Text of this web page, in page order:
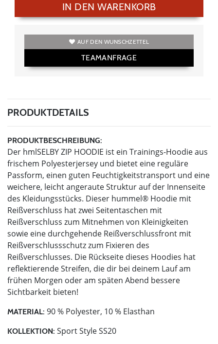
IN DEN WARENKORB
AUF DEN WUNSCHZETTEL
TEAMANFRAGE
PRODUKTDETAILS
PRODUKTBESCHREIBUNG:
Der hmlSELBY ZIP HOODIE ist ein Trainings-Hoodie aus
frischem Polyesterjersey und bietet eine reguläre
Passform, einen guten Feuchtigkeitstransport und eine
weichere, leicht angeraute Struktur auf der Innenseite
des Kleidungsstücks. Dieser hummel® Hoodie mit
Reißverschluss hat zwei Seitentaschen mit
Reißverschluss zum Mitnehmen von Kleinigkeiten
sowie eine durchgehende Reißverschlussfront mit
Reißverschlussschutz zum Fixieren des
Reißverschlusses. Die Rückseite dieses Hoodies hat
reflektierende Streifen, die dir bei deinem Lauf am
frühen Morgen oder am späten Abend bessere
Sichtbarkeit bieten!
MATERIAL: 90 % Polyester, 10 % Elasthan
KOLLEKTION: Sport Style SS20